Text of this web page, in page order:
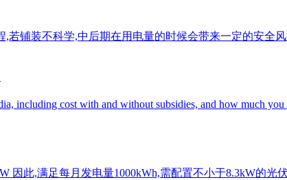
铺装不科学,中后期在用电量的时候会带来一定的安全
including cost with and without subsidies, and how much you
因此,满足每月发电量1000kWh,需配置不小于8.3kW的